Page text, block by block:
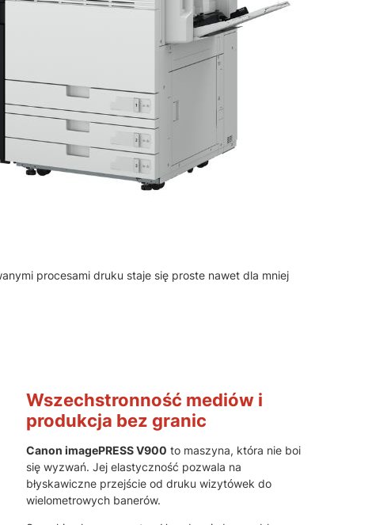
procesami druku staje się proste nawet dla mniej
Wszechstronność mediów i
produkcja bez granic
Canon imagePRESS V900 to maszyna, która nie boi
się wyzwań. Jej elastyczność pozwala na
błyskawiczne przejście od druku wizytówek do
wielometrowych banerów.